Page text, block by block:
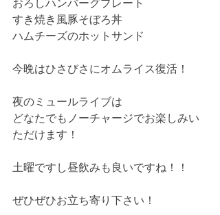
おろしハンバーグプレート
すき焼き風豚そぼろ丼
ハムチーズのホットサンド
今晩はひさびさにオムライス復活！
夜のミュールライブは
どなたでもノーチャージでお楽しみい
ただけます！
土曜ですし昼飲みも良いですね！！
ぜひぜひお立ち寄り下さい！